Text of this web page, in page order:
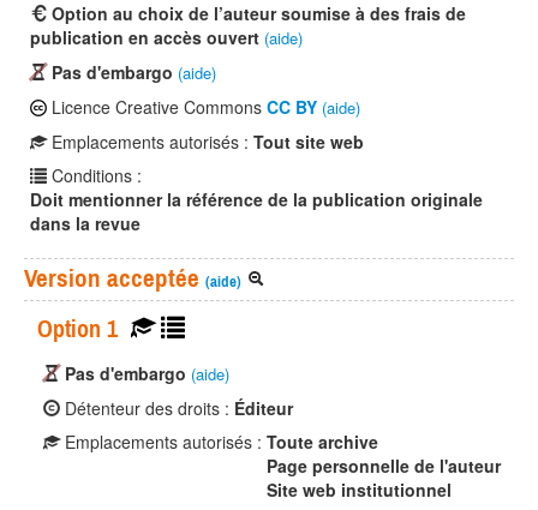
Option au choix de l’auteur soumise à des frais de
publication en accès ouvert (aide)
Pas d'embargo (aide)
Licence Creative Commons CC BY (aide)
Emplacements autorisés : Tout site web
Conditions :
Doit mentionner la référence de la publication originale
dans la revue
Version acceptée (aide)
Option 1
Pas d'embargo (aide)
Détenteur des droits : Éditeur
Emplacements autorisés : Toute archive
Page personnelle de l'auteur
Site web institutionnel